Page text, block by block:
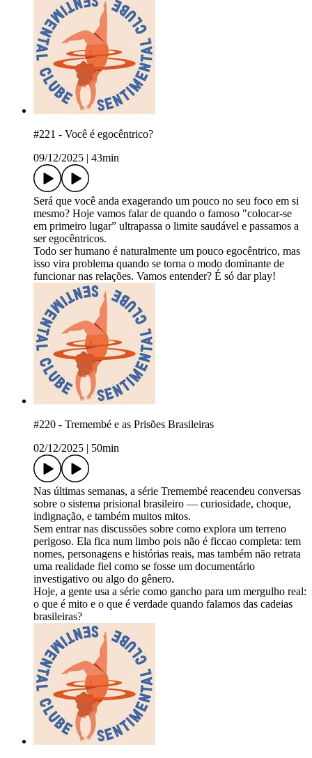
#221 - Você é egocêntrico?
09/12/2025
43min
Será que você anda exagerando um pouco no seu foco em si
mesmo? Hoje vamos falar de quando o famoso "colocar-se
em primeiro lugar” ultrapassa o limite saudável e passamos a
ser egocêntricos.
Todo ser humano é naturalmente um pouco egocêntrico, mas
isso vira problema quando se torna o modo dominante de
funcionar nas relações.​ Vamos entender? É só dar play!
#220 - Tremembé e as Prisões Brasileiras
02/12/2025
50min
Nas últimas semanas, a série Tremembé reacendeu conversas
sobre o sistema prisional brasileiro — curiosidade, choque,
indignação, e também muitos mitos.
Sem entrar nas discussões sobre como explora um terreno
perigoso. Ela fica num limbo pois não é ficcao completa: tem
nomes, personagens e histórias reais, mas também não retrata
uma realidade fiel como se fosse um documentário
investigativo ou algo do gênero.
Hoje, a gente usa a série como gancho para um mergulho real:
o que é mito e o que é verdade quando falamos das cadeias
brasileiras?